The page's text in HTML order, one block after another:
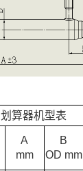
划算器机型表
A
mm
B
OD mm